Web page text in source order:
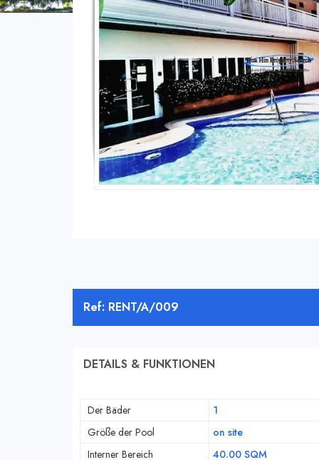
Ref: RENT/A/009
DETAILS & FUNKTIONEN
Der Bäder
1
Größe der Pool
on site
Interner Bereich
40.00 SQM